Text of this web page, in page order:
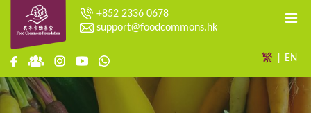
+852 2336 0678
support@foodcommons.hk
繁 EN